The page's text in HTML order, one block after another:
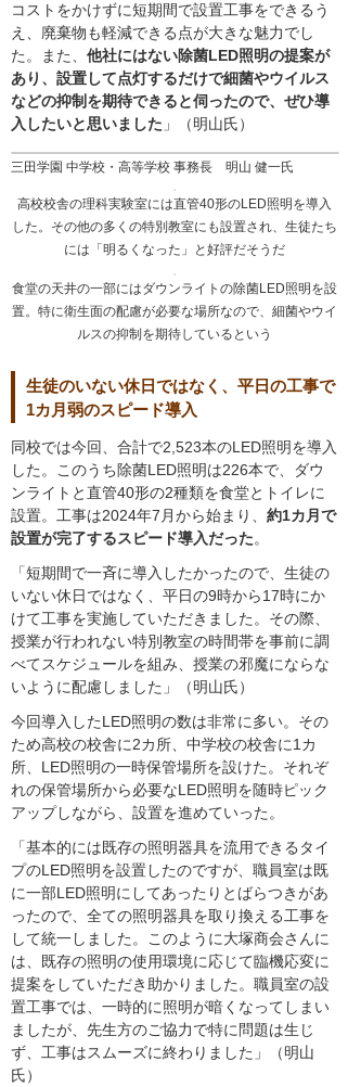
三田学園 中学校・高等学校 事務長 明山 健一氏
コストをかけずに短期間で設置工事をできるう
え、廃棄物も軽減できる点が大きな魅力でし
た。また、 他社にはない除菌LED照明の提案が
あり、設置して点灯するだけで細菌やウイルス
などの抑制を期待できると伺ったので、ぜひ導
入したいと思いました 」（明山氏）
高校校舎の理科実験室には直管40形のLED照明を導入
した。その他の多くの特別教室にも設置され、生徒たち
には「明るくなった」と好評だそうだ
食堂の天井の一部にはダウンライトの除菌LED照明を設
置。特に衛生面の配慮が必要な場所なので、細菌やウイ
ルスの抑制を期待しているという
生徒のいない休日ではなく、平日の工事で
1カ月弱のスピード導入
同校では今回、合計で2,523本のLED照明を導入
した。このうち除菌LED照明は226本で、ダウ
ンライトと直管40形の2種類を食堂とトイレに
設置。工事は2024年7月から始まり、 約1カ月で
設置が完了するスピード導入だった。
「短期間で一斉に導入したかったので、生徒の
いない休日ではなく、平日の9時から17時にか
けて工事を実施していただきました。その際、
授業が行われない特別教室の時間帯を事前に調
べてスケジュールを組み、授業の邪魔にならな
いように配慮しました」（明山氏）
今回導入したLED照明の数は非常に多い。その
ため高校の校舎に2カ所、中学校の校舎に1カ
所、LED照明の一時保管場所を設けた。それぞ
れの保管場所から必要なLED照明を随時ピック
アップしながら、設置を進めていった。
「基本的には既存の照明器具を流用できるタイ
プのLED照明を設置したのですが、職員室は既
に一部LED照明にしてあったりとばらつきがあ
ったので、全ての照明器具を取り換える工事を
して統一しました。このように大塚商会さんに
は、既存の照明の使用環境に応じて臨機応変に
提案をしていただき助かりました。職員室の設
置工事では、一時的に照明が暗くなってしまい
ましたが、先生方のご協力で特に問題は生じ
ず、工事はスムーズに終わりました」（明山
氏）